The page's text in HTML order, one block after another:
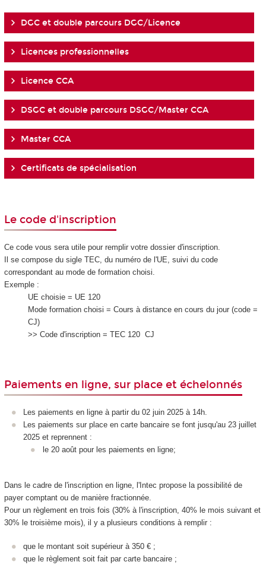
DGC et double parcours DGC/Licence
Licences professionnelles
Licence CCA
DSGC et double parcours DSGC/Master CCA
Master CCA
Certificats de spécialisation
Le code d'inscription
Ce code vous sera utile pour remplir votre dossier d'inscription.
Il se compose du sigle TEC, du numéro de l'UE, suivi du code
correspondant au mode de formation choisi.
Exemple :
UE choisie = UE 120
Mode formation choisi = Cours à distance en cours du jour (code =
CJ)
>> Code d'inscription = TEC 120 CJ
Paiements en ligne, sur place et échelonnés
Les paiements en ligne à partir du 02 juin 2025 à 14h.
Les paiements sur place en carte bancaire se font jusqu'au 23 juillet
2025 et reprennent :
le 20 août pour les paiements en ligne;
Dans le cadre de l'inscription en ligne, l'Intec propose la possibilité de
payer comptant ou de manière fractionnée.
Pour un règlement en trois fois (30% à l'inscription, 40% le mois suivant et
30% le troisième mois), il y a plusieurs conditions à remplir :
que le montant soit supérieur à 350 € ;
que le règlement soit fait par carte bancaire ;